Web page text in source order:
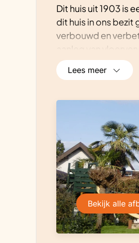
Dit huis uit 1903 is
dit huis in ons bezit
verbouwd en
aanleg van
het
Lees meer
Bekijk alle